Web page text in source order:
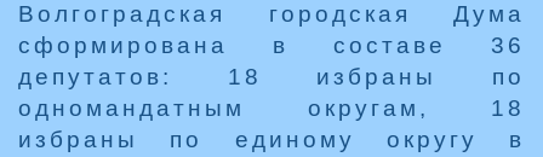
Волгоградская городская Дума
сформирована в составе 36
депутатов: 18 избраны по
одномандатным округам, 18
избраны по единому округу в